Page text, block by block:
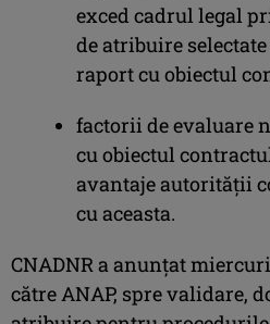
exced cadrul legal
de atribuire
raport cu obiectul
factorii de evaluare
cu obiectul
avantaje autorităţii
cu aceasta.
CNADNR a anunţat
către ANAP, spre validare,